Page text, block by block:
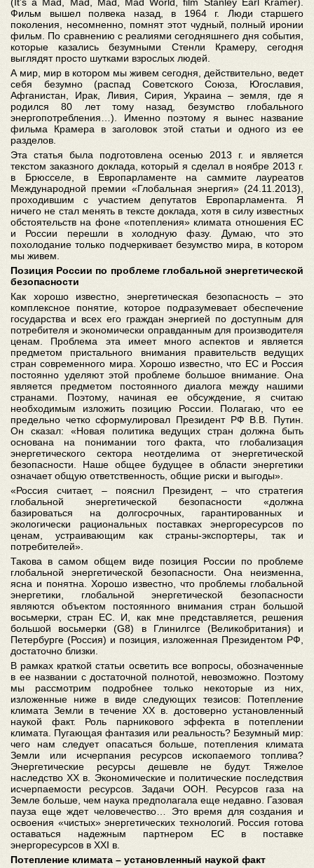
Фильм вышел полвека назад, в 1964 г. Люди старшего
поколения, несомненно, помнят этот чудный, полный иронии
фильм. По сравнению с реалиями сегодняшнего дня события,
которые казались безумными Стенли Крамеру, сегодня
выглядят просто шутками взрослых людей.
А мир, мир в котором мы живем сегодня, действительно, ведет
себя безумно (распад Советского Союза, Югославия,
Афганистан, Ирак, Ливия, Сирия, Украина – земля, где я
родился 80 лет тому назад, безумство глобального
энергопотребления…). Именно поэтому я вынес название
фильма Крамера в заголовок этой статьи и одного из ее
разделов.
Эта статья была подготовлена осенью 2013 г. и является
текстом заказного доклада, который я сделал в ноябре 2013 г.
в Брюсселе, в Европарламенте на саммите лауреатов
Международной премии «Глобальная энергия» (24.11.2013),
проходившим с участием депутатов Европарламента. Я
ничего не стал менять в тексте доклада, хотя в силу известных
обстоятельств на фоне «потепления» климата отношения ЕС
и России перешли в холодную фазу. Думаю, что это
похолодание только подчеркивает безумство мира, в котором
мы живем.
Позиция России по проблеме глобальной энергетической
безопасности
Как хорошо известно, энергетическая безопасность – это
комплексное понятие, которое подразумевает обеспечение
государства и всех его граждан энергией по доступным для
потребителя и экономически оправданным для производителя
ценам. Проблема эта имеет много аспектов и является
предметом пристального внимания правительств ведущих
стран современного мира. Хорошо известно, что ЕС и Россия
постоянно уделяют этой проблеме большое внимание. Она
является предметом постоянного диалога между нашими
странами. Поэтому, начиная ее обсуждение, я считаю
необходимым изложить позицию России. Полагаю, что ее
предельно четко сформулировал Президент РФ В.В. Путин.
Он сказал: «Новая политика ведущих стран должна быть
основана на понимании того факта, что глобализация
энергетического сектора неотделима от энергетической
безопасности. Наше общее будущее в области энергетики
означает общую ответственность, общие риски и выгоды».
«Россия считает, – пояснил Президент, – что стратегия
глобальной энергетической безопасности «должна
базироваться на долгосрочных, гарантированных и
экологически рациональных поставках энергоресурсов по
ценам, устраивающим как страны-экспортеры, так и
потребителей».
Такова в самом общем виде позиция России по проблеме
глобальной энергетической безопасности. Она неизменна,
ясна и понятна. Хорошо известно, что проблемы глобальной
энергетики, глобальной энергетической безопасности
являются объектом постоянного внимания стран большой
восьмерки, стран ЕС. И, как мне представляется, решения
большой восьмерки (G8) в Глинилгсе (Великобритания) и
Петербурге (Россия) и позиция, изложенная Президентом РФ,
достаточно близки.
В рамках краткой статьи осветить все вопросы, обозначенные
в ее названии с достаточной полнотой, невозможно. Поэтому
мы рассмотрим подробнее только некоторые из них,
изложенные ниже в виде следующих тезисов: Потепление
климата Земли в течение ХХ в. достоверно установленный
наукой факт. Роль парникового эффекта в потеплении
климата. Пугающая фантазия или реальность? Безумный мир:
чего нам следует опасаться больше, потепления климата
Земли или исчерпания ресурсов ископаемого топлива?
Энергетические ресурсы дешевле не будут. Тяжелое
наследство ХХ в. Экономические и политические последствия
исчерпаемости ресурсов. Задачи ООН. Ресурсов газа на
Земле больше, чем наука предполагала еще недавно. Газовая
пауза еще ждет человечество… Это время для создания и
освоения «чистых» энергетических технологий. Россия готова
оставаться надежным партнером ЕС в поставке
энергоресурсов в XXI в.
Потепление климата – установленный наукой факт